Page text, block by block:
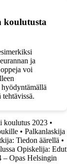
koulutusta
ja
voi
koulutus 2023 •
• Palkanlaskija
Tiedon äärellä •
Opiskelija: Edut
– Opas Helsingin